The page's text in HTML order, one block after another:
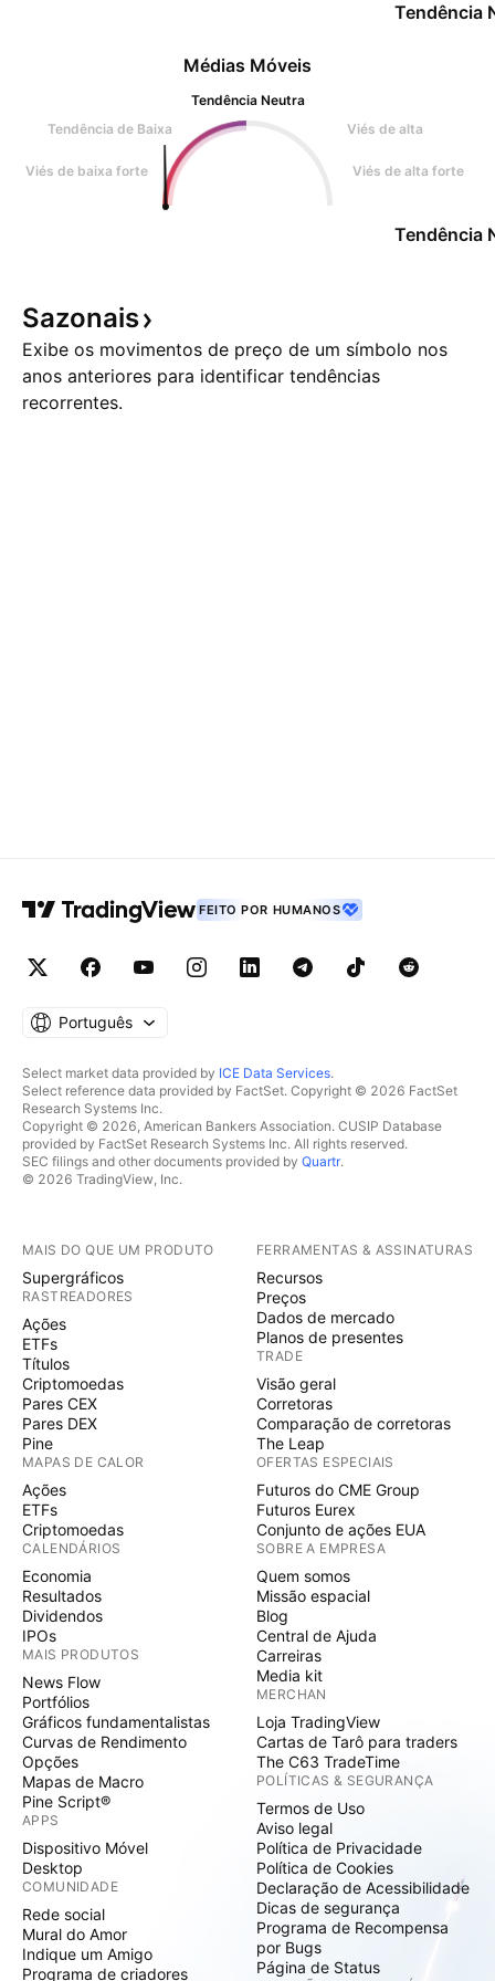
Tendência
Médias Móveis
Tendência Neutra
Tendência de Baixa
Viés de alta
Viés de baixa forte Viés de alta forte
Tendência
Sazonais
Exibe os movimentos de preço de um símbolo nos
anos anteriores para identificar tendências
recorrentes.
FEITO POR HUMANOS
Português
Select market data provided by ICE Data Services.
Select reference data provided by FactSet. Copyright © 2026 FactSet
Research Systems Inc.
Copyright © 2026, American Bankers Association. CUSIP Database
provided by FactSet Research Systems Inc. All rights reserved.
SEC filings and other documents provided by Quartr.
© 2026 TradingView, Inc.
MAIS DO QUE UM PRODUTO
Supergráficos
RASTREADORES
Ações
ETFs
Títulos
Criptomoedas
Pares CEX
Pares DEX
Pine
MAPAS DE CALOR
Ações
ETFs
Criptomoedas
CALENDÁRIOS
Economia
Resultados
Dividendos
IPOs
MAIS PRODUTOS
News Flow
Portfólios
Gráficos fundamentalistas
Curvas de Rendimento
Opções
Mapas de Macro
Pine Script®
APPS
Dispositivo Móvel
Desktop
COMUNIDADE
Rede social
Mural do Amor
Indique um Amigo
Programa de criadores
FERRAMENTAS & ASSINATURAS
Recursos
Preços
Dados de mercado
Planos de presentes
TRADE
Visão geral
Corretoras
Comparação de corretoras
The Leap
OFERTAS ESPECIAIS
Futuros do CME Group
Futuros Eurex
Conjunto de ações EUA
SOBRE A EMPRESA
Quem somos
Missão espacial
Blog
Central de Ajuda
Carreiras
Media kit
MERCHAN
Loja TradingView
Cartas de Tarô para traders
The C63 TradeTime
POLÍTICAS & SEGURANÇA
Termos de Uso
Aviso legal
Política de Privacidade
Política de Cookies
Declaração de Acessibilidade
Dicas de segurança
Programa de Recompensa
por Bugs
Página de Status